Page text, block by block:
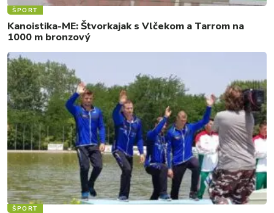
ŠPORT
Kanoistika-ME: Štvorkajak s Vlčekom a Tarrom na
1000 m bronzový
ŠPORT